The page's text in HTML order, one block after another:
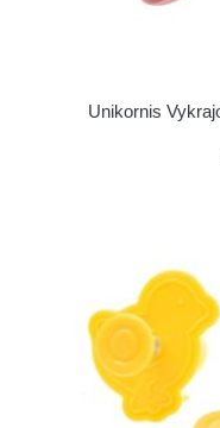
Unikornis